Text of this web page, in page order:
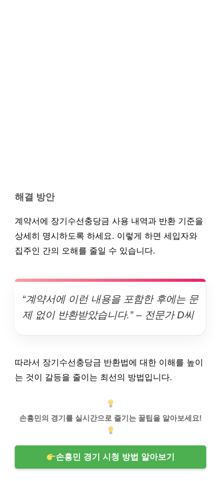
해결 방안
계약서에 장기수선충당금 사용 내역과 반환 기준을
상세히 명시하도록 하세요. 이렇게 하면 세입자와
집주인 간의 오해를 줄일 수 있습니다.
“계약서에 이런 내용을 포함한 후에는 문
제 없이 반환받았습니다.” – 전문가 D씨
따라서 장기수선충당금 반환법에 대한 이해를 높이
는 것이 갈등을 줄이는 최선의 방법입니다.
손흥민의 경기를 실시간으로 즐기는 꿀팁을 알아보세요!
손흥민 경기 시청 방법 알아보기